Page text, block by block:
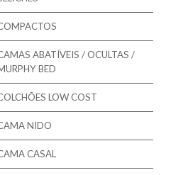
ABATÍVEIS / OCULTAS /
BED
LOW COST
NIDO
CASAL